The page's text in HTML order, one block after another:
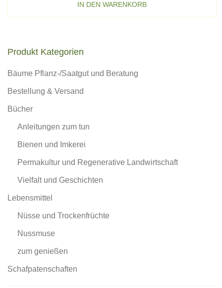
IN DEN WARENKORB
Produkt Kategorien
Bäume Pflanz-/Saatgut und Beratung
Bestellung & Versand
Bücher
Anleitungen zum tun
Bienen und Imkerei
Permakultur und Regenerative Landwirtschaft
Vielfalt und Geschichten
Lebensmittel
Nüsse und Trockenfrüchte
Nussmuse
zum genießen
Schafpatenschaften